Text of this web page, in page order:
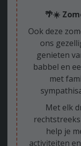
🌴☀️
Ook deze
ons
genieten
babbel en
met
Met elk
help je
activiteiten